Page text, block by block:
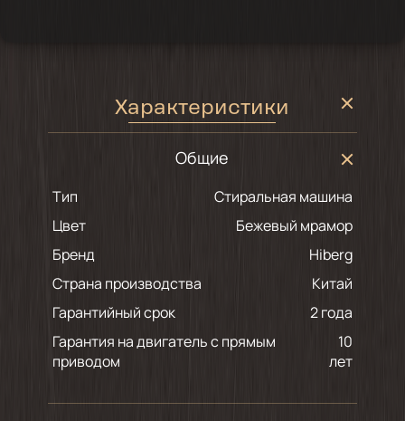
Характеристики
Общие
Тип
Стиральная машина
Цвет
бежевый мрамор
Бренд
Hiberg
Страна производства
Китай
Гарантийный срок
2 года
Гарантия на двигатель с прямым
приводом
10
лет